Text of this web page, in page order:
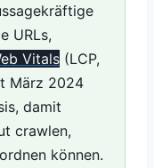
URLs,
Vitals (LCP,
März 2024
damit
crawlen,
können.